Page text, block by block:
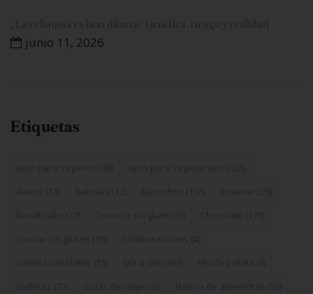
¿La celiaquía es hereditaria? Genética, riesgo y realidad
junio 11, 2026
Etiquetas
apto para veganos (38) apto para vegetarianos (26)
Avena (11) Bebidas (12) Bizcochos (156) brownie (29)
bundt cake (27) Cerveza sin gluten (3) Chocolate (178)
cocinar sin gluten (16) Colaboraciones (4)
comida saludable (15) Día a Día (493) Fécula patata (4)
Galletas (72) Guías de viajes (6) Harina de almendras (50)